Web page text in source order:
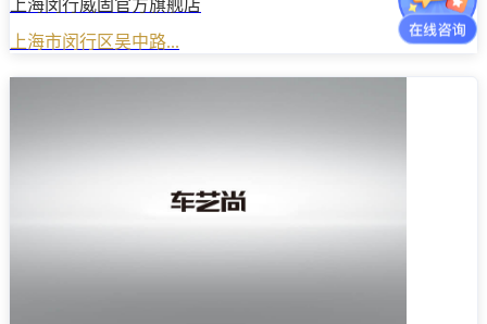
上海闵行威固官方旗舰店
上海市闵行区吴中路...